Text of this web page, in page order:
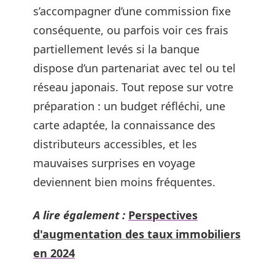
s’accompagner d’une commission fixe
conséquente, ou parfois voir ces frais
partiellement levés si la banque
dispose d’un partenariat avec tel ou tel
réseau japonais. Tout repose sur votre
préparation : un budget réfléchi, une
carte adaptée, la connaissance des
distributeurs accessibles, et les
mauvaises surprises en voyage
deviennent bien moins fréquentes.
A lire également : Perspectives
d'augmentation des taux immobiliers
en 2024